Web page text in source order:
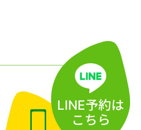
LINE予約は
こちら